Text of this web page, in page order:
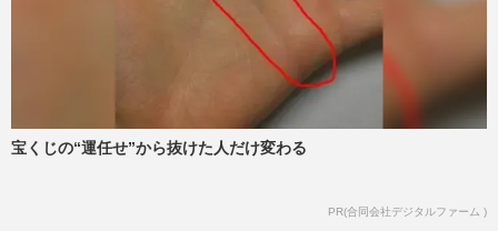
【訃報】作家・赤松利市さん70歳で逝去、
ホームレスを経て62歳でデビュー「私
は“下級国民”。死ぬまで差別…
2026/7/24
お片づけ習慣化コンサルタント・西崎彩智
宝くじの“運任せ”から抜けた人だけ変わる
PR(合同会社デジタルファーム )